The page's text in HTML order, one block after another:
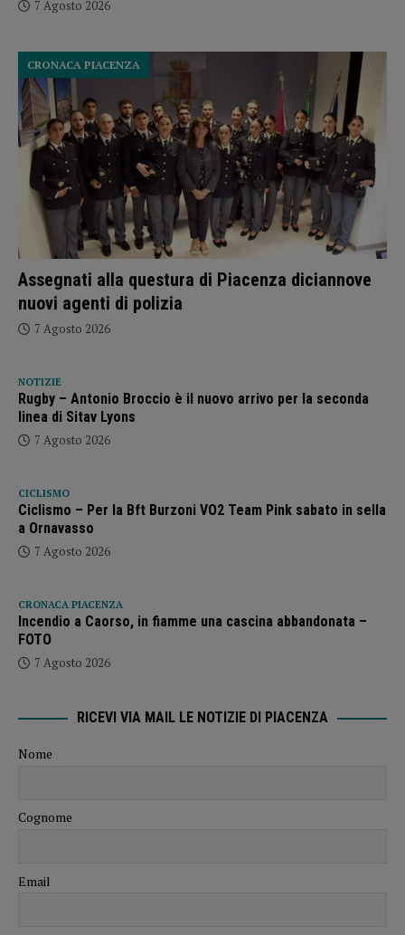
7 Agosto 2026
Assegnati alla questura di Piacenza diciannove
nuovi agenti di polizia
CRONACA PIACENZA
7 Agosto 2026
NOTIZIE
Rugby – Antonio Broccio è il nuovo arrivo per la seconda
linea di Sitav Lyons
7 Agosto 2026
CICLISMO
Ciclismo – Per la Bft Burzoni VO2 Team Pink sabato in sella
a Ornavasso
7 Agosto 2026
CRONACA PIACENZA
Incendio a Caorso, in fiamme una cascina abbandonata –
FOTO
7 Agosto 2026
RICEVI VIA MAIL LE NOTIZIE DI PIACENZA
Nome
Cognome
Email